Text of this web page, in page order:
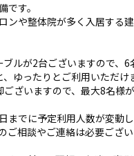
です。
ンや整体院が多く入居する
ルが2台ございますので、6
ゆったりとご利用いただけ
ざいますので、最大8名様
までに予定利用人数が変動
ご相談やご連絡は必要ござい